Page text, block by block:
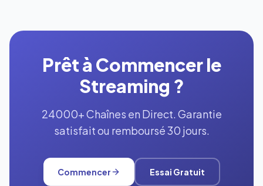
Prêt à Commencer le
Streaming ?
24000+ Chaînes en Direct. Garantie
satisfait ou remboursé 30 jours.
Commencer Essai Gratuit